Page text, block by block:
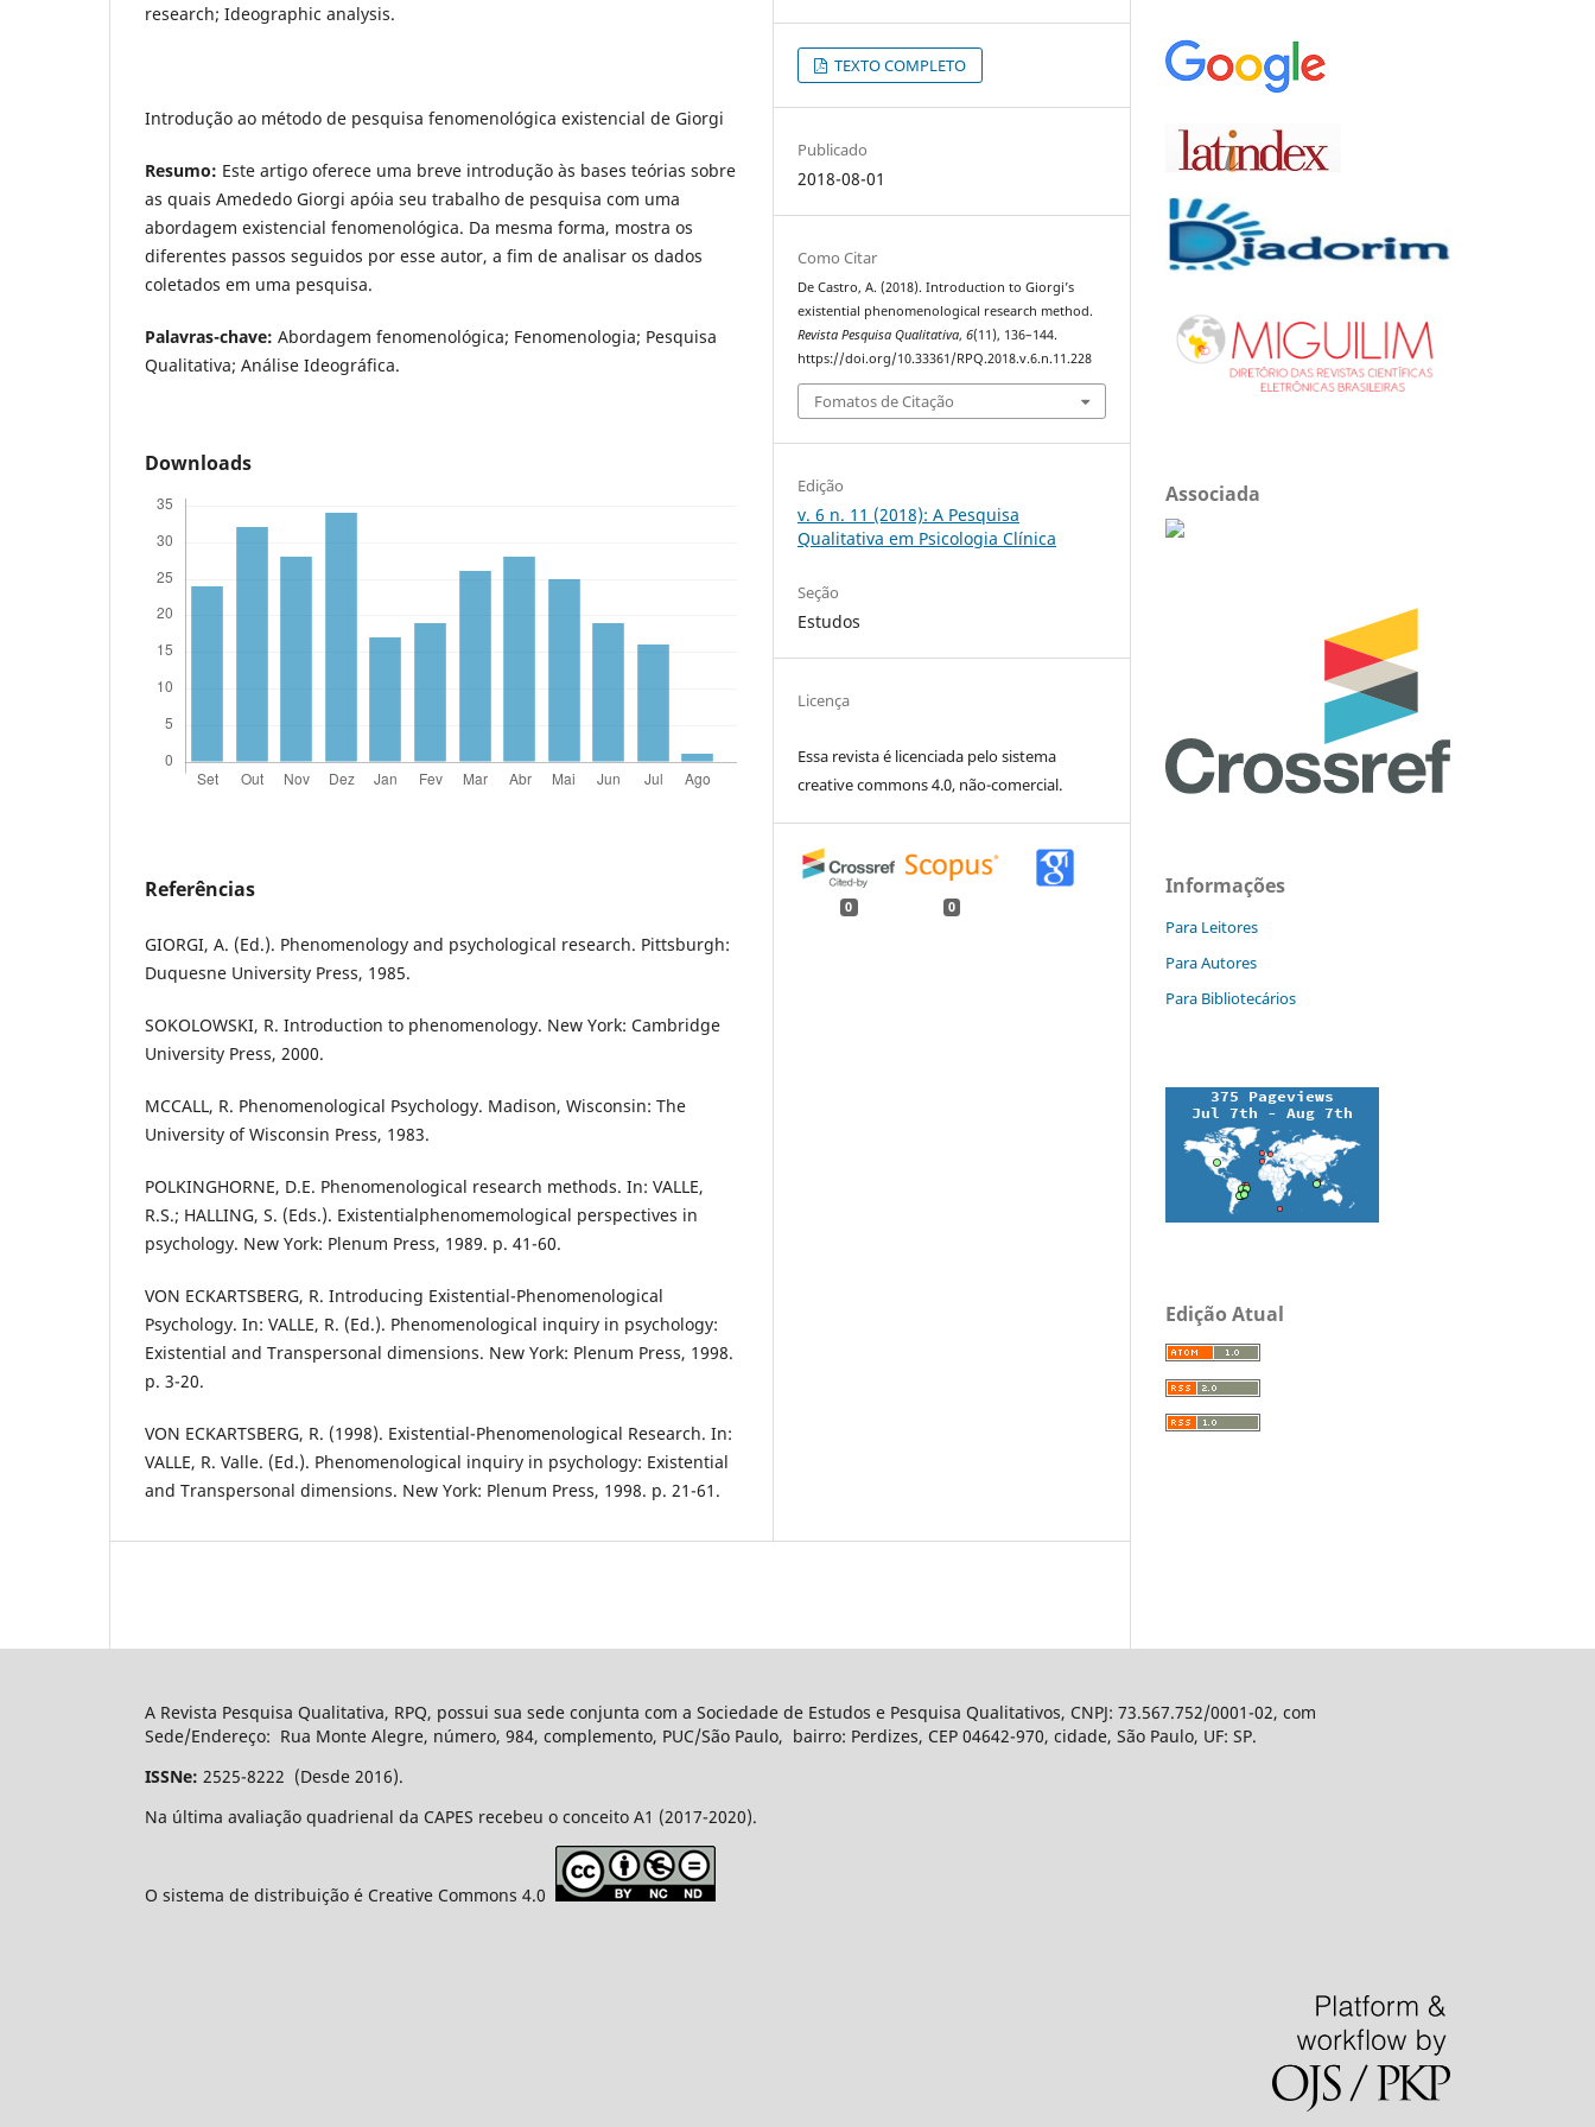
research; Ideographic analysis.
Introdução ao método de pesquisa fenomenológica existencial de Giorgi
Resumo: Este artigo oferece uma breve introdução às bases teórias sobre
as quais Amededo Giorgi apóia seu trabalho de pesquisa com uma
abordagem existencial fenomenológica. Da mesma forma, mostra os
diferentes passos seguidos por esse autor, a fim de analisar os dados
coletados em uma pesquisa.
Palavras-chave: Abordagem fenomenológica; Fenomenologia; Pesquisa
Qualitativa; Análise Ideográfica.
Downloads
Referências
GIORGI, A. (Ed.). Phenomenology and psychological research. Pittsburgh:
Duquesne University Press, 1985.
SOKOLOWSKI, R. Introduction to phenomenology. New York: Cambridge
University Press, 2000.
MCCALL, R. Phenomenological Psychology. Madison, Wisconsin: The
University of Wisconsin Press, 1983.
POLKINGHORNE, D.E. Phenomenological research methods. In: VALLE,
R.S.; HALLING, S. (Eds.). Existentialphenomemological perspectives in
psychology. New York: Plenum Press, 1989. p. 41-60.
VON ECKARTSBERG, R. Introducing Existential-Phenomenological
Psychology. In: VALLE, R. (Ed.). Phenomenological inquiry in psychology:
Existential and Transpersonal dimensions. New York: Plenum Press, 1998.
p. 3-20.
VON ECKARTSBERG, R. (1998). Existential-Phenomenological Research. In:
VALLE, R. Valle. (Ed.). Phenomenological inquiry in psychology: Existential
and Transpersonal dimensions. New York: Plenum Press, 1998. p. 21-61.
TEXTO COMPLETO
Publicado
2018-08-01
Como Citar
De Castro, A. (2018). Introduction to Giorgi’s
existential phenomenological research method.
Revista Pesquisa Qualitativa,6(11), 136–144.
https://doi.org/10.33361/RPQ.2018.v.6.n.11.228
Fomatos de Citação
Edição
v. 6 n. 11 (2018): A Pesquisa
Qualitativa em Psicologia Clí­nica
Seção
Estudos
Licença
Essa revista é licenciada pelo sistema
creative commons 4.0, não-comercial.
0 0
Associada
Informações
Para Leitores
Para Autores
Para Bibliotecários
Edição Atual
A Revista Pesquisa Qualitativa, RPQ, possui sua sede conjunta com a Sociedade de Estudos e Pesquisa Qualitativos, CNPJ: 73.567.752/0001-02, com
Sede/Endereço: Rua Monte Alegre, número, 984, complemento, PUC/São Paulo, bairro: Perdizes, CEP 04642-970, cidade, São Paulo, UF: SP.
ISSNe: 2525-8222 (Desde 2016).
Na última avaliação quadrienal da CAPES recebeu o conceito A1 (2017-2020).
O sistema de distribuição é Creative Commons 4.0